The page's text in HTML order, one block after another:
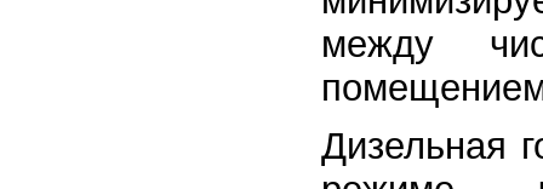
между
Дизельная